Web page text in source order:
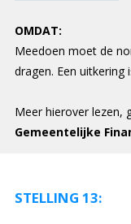
OMDAT:
Meedoen moet de
dragen. Een uitkering
Meer hierover lezen,
Gemeentelijke
STELLING 13: